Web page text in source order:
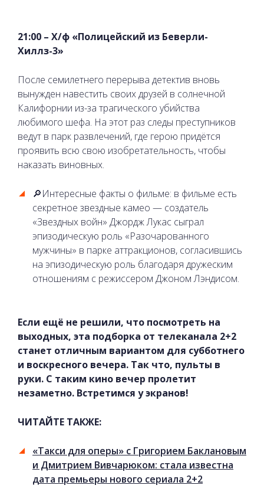
21:00 – Х/ф «Полицейский из Беверли-
Хиллз-3»
После семилетнего перерыва детектив вновь
вынужден навестить своих друзей в солнечной
Калифорнии из-за трагического убийства
любимого шефа. На этот раз следы преступников
ведут в парк развлечений, где герою придётся
проявить всю свою изобретательность, чтобы
наказать виновных.
🔎Интересные факты о фильме: в фильме есть
секретное звездные камео — создатель
«Звездных войн» Джордж Лукас сыграл
эпизодическую роль «Разочарованного
мужчины» в парке аттракционов, согласившись
на эпизодическую роль благодаря дружеским
отношениям с режиссером Джоном Лэндисом.
Если ещё не решили, что посмотреть на
выходных, эта подборка от телеканала 2+2
станет отличным вариантом для субботнего
и воскресного вечера. Так что, пульты в
руки. С таким кино вечер пролетит
незаметно. Встретимся у экранов!
ЧИТАЙТЕ ТАКЖЕ:
«Такси для оперы» с Григорием Баклановым
и Дмитрием Вивчарюком: стала известна
дата премьеры нового сериала 2+2